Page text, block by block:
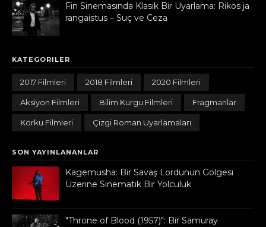
Fin Sinemasında Klasik Bir Uyarlama: Rikos ja
rangaistus – Suç ve Ceza
KATEGORILER
2017 Filmleri 2018 Filmleri 2020 Filmleri
Aksiyon Filmleri Bilim Kurgu Filmleri Fragmanlar
Korku Filmleri Çizgi Roman Uyarlamaları
SON YAYINLANANLAR
Kagemusha: Bir Savaş Lordunun Gölgesi
Üzerine Sinematik Bir Yolculuk
"Throne of Blood (1957)": Bir Samuray